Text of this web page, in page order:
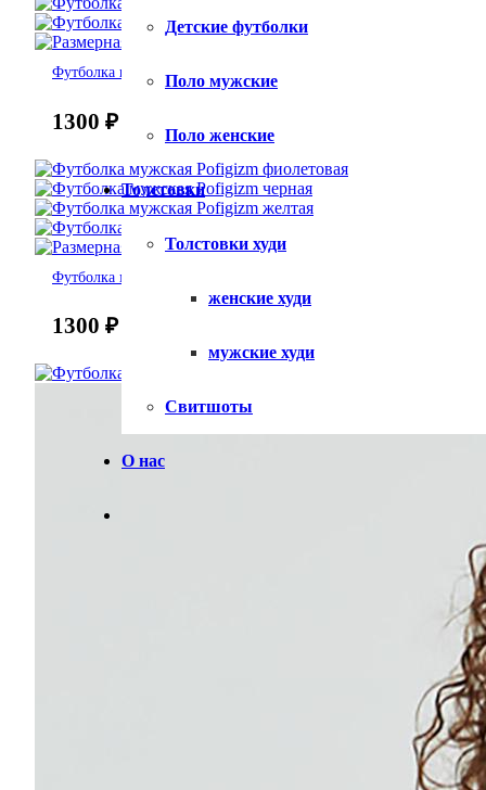
Детские футболки
Поло мужские
Поло женские
Толстовки
Толстовки худи
женские худи
мужские худи
Свитшоты
О нас
Футболка в смысле
1300 ₽
Футболка мужская Pofigizm
1300 ₽